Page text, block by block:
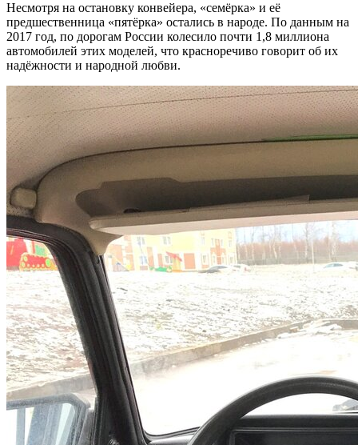
Несмотря на остановку конвейера, «семёрка» и её
предшественница «пятёрка» остались в народе. По данным на
2017 год, по дорогам России колесило почти 1,8 миллиона
автомобилей этих моделей, что красноречиво говорит об их
надёжности и народной любви.